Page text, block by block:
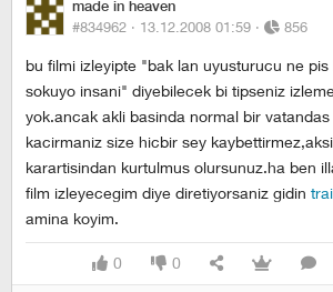
made in heaven
#834962 · 13.12.2008 01:59 · 856
bu filmi izleyipte "bak lan uyusturucu ne pis
sokuyo insani" diyebilecek bi tipseniz
yok.ancak akli basinda normal bir
kacirmaniz size hicbir sey
karartisindan kurtulmus olursunuz.ha ben
film izleyecegim diye diretiyorsaniz gidin
amina koyim.
0 0